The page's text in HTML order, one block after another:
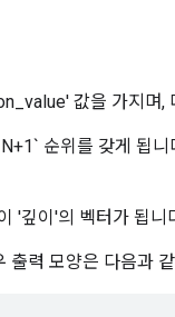
값을 가지며
순위를 갖게 됩
'깊이'의 벡터가 됩니
력 모양은 다음과